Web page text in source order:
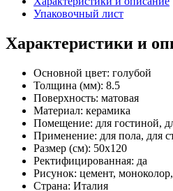
Упаковочный лист
Характеристики и
Основной цвет: голубой
Толщина (мм): 8.5
Поверхность: матовая
Материал: керамика
Помещение: для гостиной,
Применение: для пола, для
Размер (см): 50x120
Ректифицированная: да
Рисунок: цемент,
Страна: Италия